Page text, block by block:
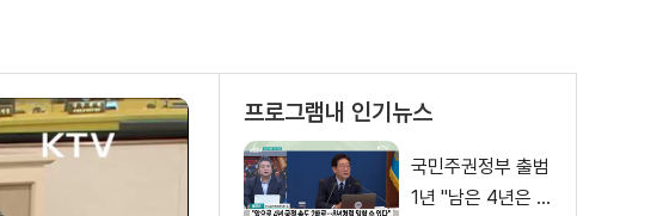
프로그램내 인기뉴스
국민주권정부 출범
1년 "남은 4년은 8